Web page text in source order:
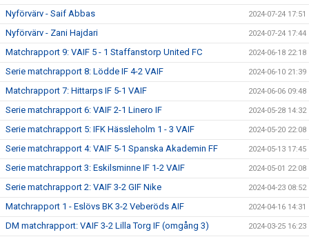
Nyförvärv - Saif Abbas 2024-07-24 17:51
Nyförvärv - Zani Hajdari 2024-07-24 17:44
Matchrapport 9: VAIF 5 - 1 Staffanstorp United FC 2024-06-18 22:18
Serie matchrapport 8: Lödde IF 4-2 VAIF 2024-06-10 21:39
Matchrapport 7: Hittarps IF 5-1 VAIF 2024-06-06 09:48
Serie matchrapport 6: VAIF 2-1 Linero IF 2024-05-28 14:32
Serie matchrapport 5: IFK Hässleholm 1 - 3 VAIF 2024-05-20 22:08
Serie matchrapport 4: VAIF 5-1 Spanska Akademin FF 2024-05-13 17:45
Serie matchrapport 3: Eskilsminne IF 1-2 VAIF 2024-05-01 22:08
Serie matchrapport 2: VAIF 3-2 GIF Nike 2024-04-23 08:52
Matchrapport 1 - Eslövs BK 3-2 Veberöds AIF 2024-04-16 14:31
DM matchrapport: VAIF 3-2 Lilla Torg IF (omgång 3) 2024-03-25 16:23